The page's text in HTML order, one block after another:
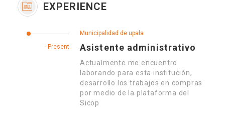
EXPERIENCE
- Present
Municipalidad de upala
Asistente administrativo
Actualmente me encuentro
laborando para esta institución,
desarrollo los trabajos en compras
por medio de la plataforma del
Sicop